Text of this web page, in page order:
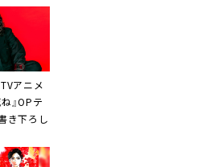
アニメ
』OPテ
き下ろし